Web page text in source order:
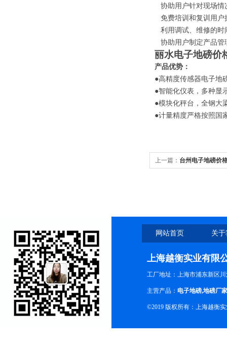
协助用户针对现场情
免费培训和复训用户
利用调试、维修的时
协助用户制定产品管
丽水电子地磅价
产品优势：
●高精度传感器电子地
●智能化仪表，多种显
●模块化秤台，全钢大
●计量精度严格按照国
上一篇： 台州电子地磅价
网站首页 关
上海越衡实业有限
工厂地址：上海市浦东新区川
主营产品： 电子地磅,地磅厂家
©2019 版权所有：上海越衡